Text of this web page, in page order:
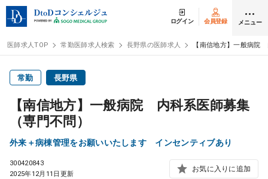
ログイン 会員登録 メニュー
医師求人
常勤検索
医師求人TOP 常勤医師求人検索 長野県の医師求人 【南信地方】一般病院
常勤 長野県
【南信地方】一般病院 内科系医師募集
（専門不問）
外来＋病棟管理をお願いいたします インセンティブあり
300420843
2025年12月11日更新
お気に入りに追加